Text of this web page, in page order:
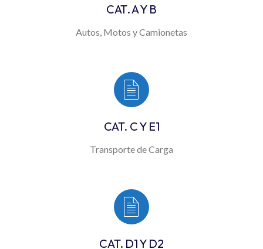
CAT. A Y B
Autos, Motos y Camionetas
CAT. C Y E1
Transporte de Carga
CAT. D1 Y D2